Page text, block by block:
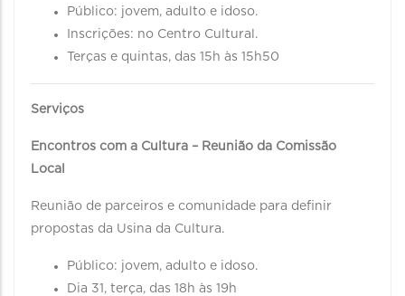
Público: jovem, adulto e idoso.
Inscrições: no Centro Cultural.
Terças e quintas, das 15h às 15h50
Serviços
Encontros com a Cultura – Reunião da Comissão
Local
Reunião de parceiros e comunidade para definir
propostas da Usina da Cultura.
Público: jovem, adulto e idoso.
Dia 31, terça, das 18h às 19h